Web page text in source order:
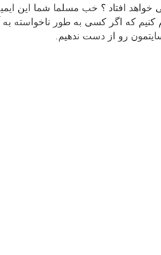
خواهد افتاد ؟ خب مسلما شما این
که اگر کسی به طور ناخواسته به
رو از دست ندهیم.